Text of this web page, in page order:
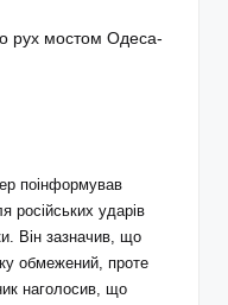
поінформував
російських ударів
Він зазначив, що
обмежений, проте
наголосив, що